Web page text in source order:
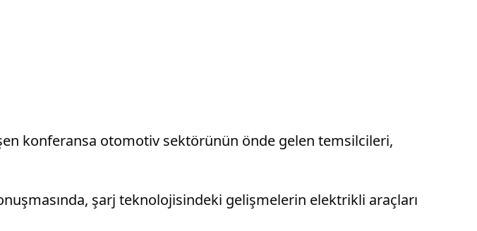
konferansa otomotiv sektörünün önde gelen temsilcileri,
şarj teknolojisindeki gelişmelerin elektrikli araçları